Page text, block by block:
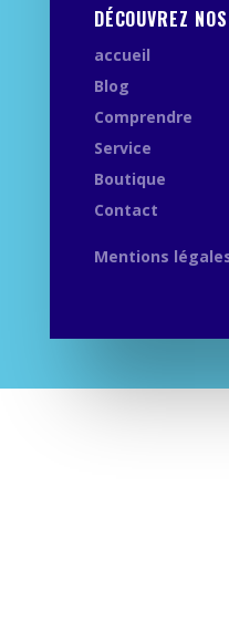
DÉCOUVREZ
accueil
Blog
Comprendre
Service
Boutique
Contact
Mentions